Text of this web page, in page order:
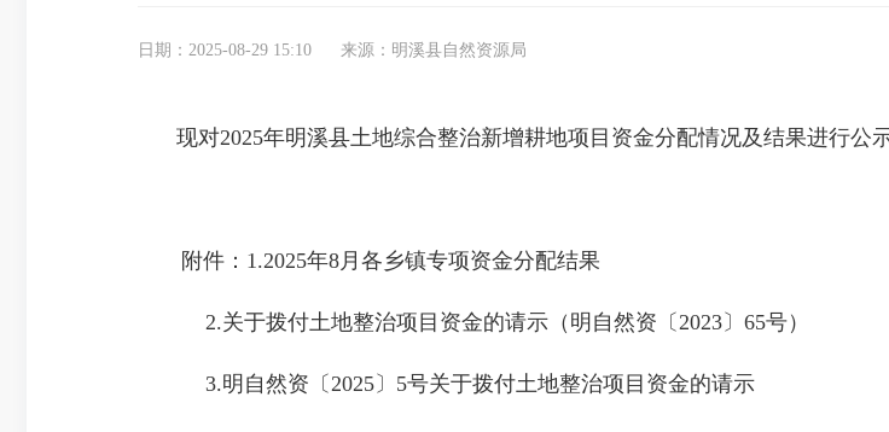
日期：2025-08-29 15:10 来源：明溪县自然资源局
现对2025年明溪县土地综合整治新增耕地项目资金分配情况及结果进行公示
附件：1.2025年8月各乡镇专项资金分配结果
2.关于拨付土地整治项目资金的请示（明自然资〔2023〕65号）
3.明自然资〔2025〕5号关于拨付土地整治项目资金的请示